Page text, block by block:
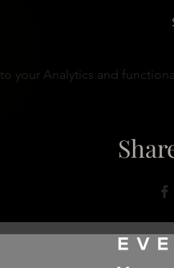
your Analytics and